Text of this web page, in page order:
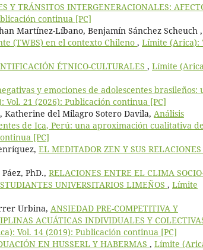
Y TRÁNSITOS INTERGENERACIONALES:
continua [PC]
Martínez-Líbano, Benjamín Sánchez Scheuch ,
(TWBS) en el contexto Chileno , Límite (Arica):
ÉTNICO-CULTURALES , Límite
y emociones de adolescentes brasileños:
Vol. 21 (2026): Publicación continua [PC]
Katherine del Milagro Sotero Davila, Análisis
de Ica, Perú: una aproximación cualitativa
[PC]
EL MEDITADOR ZEN Y SUS RELACIONES
PhD., RELACIONES ENTRE EL CLIMA
UNIVERSITARIOS LIMEÑOS , Límite
Urbina, ANSIEDAD PRE-COMPETITIVA Y
ACUÁTICAS INDIVIDUALES Y
Vol. 14 (2019): Publicación continua [PC]
EN HUSSERL Y HABERMAS , Límite